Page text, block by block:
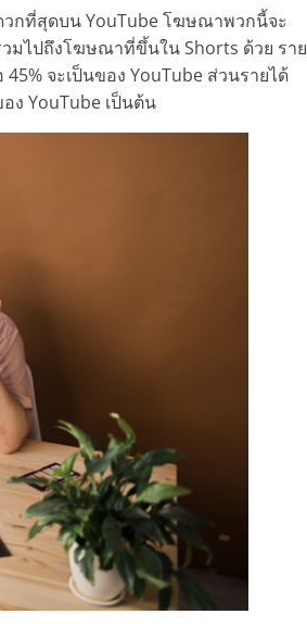
วกที่สุดบน YouTube โฆษณาพวกนี้จะ
มไปถึงโฆษณาที่ขึ้นใน Shorts ด้วย ราย
จะเป็นของ YouTube ส่วนรายได้
ง YouTube เป็นต้น